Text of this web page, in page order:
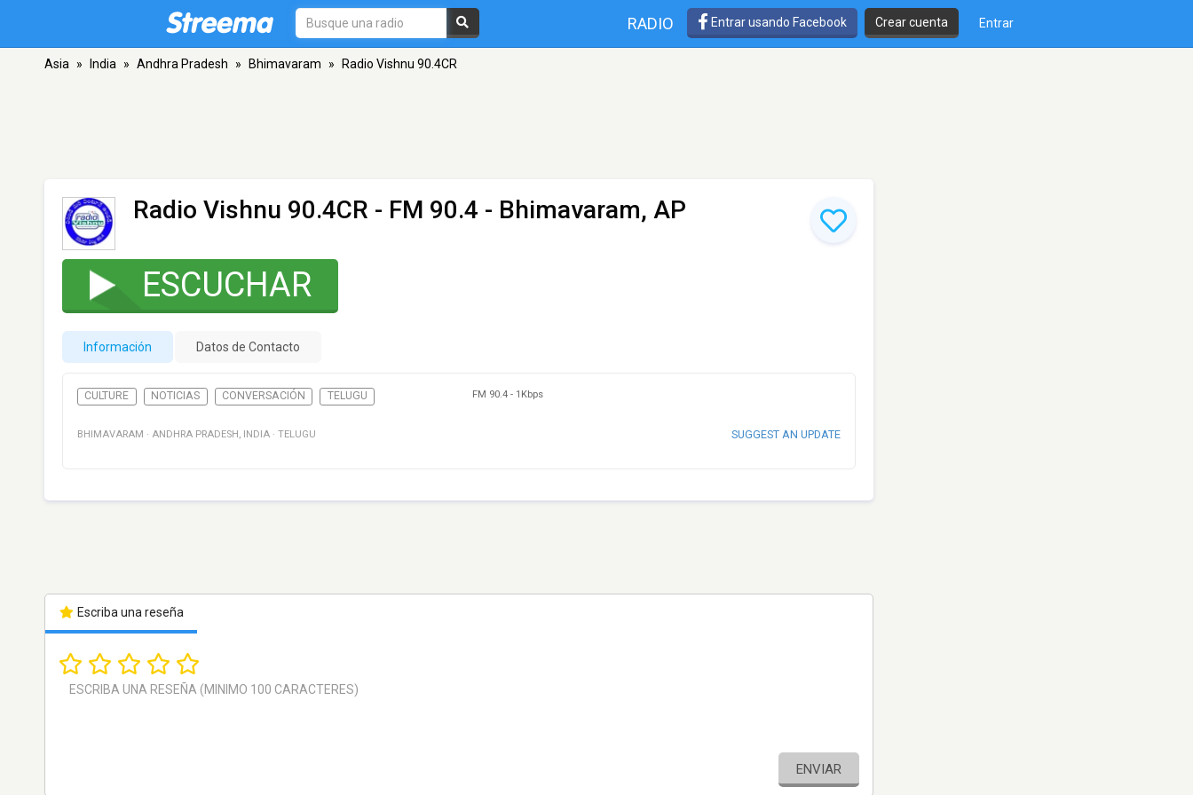
RADIO Entrar usando Facebook Crear cuenta Entrar
Asia » India » Andhra Pradesh » Bhimavaram » Radio Vishnu 90.4CR
Radio Vishnu 90.4CR - FM 90.4 - Bhimavaram, AP
ESCUCHAR
Información Datos de Contacto
CULTURE NOTICIAS CONVERSACIÓN TELUGU FM 90.4 - 1Kbps
BHIMAVARAM · ANDHRA PRADESH , INDIA · TELUGU SUGGEST AN UPDATE
Escriba una reseña
ENVIAR